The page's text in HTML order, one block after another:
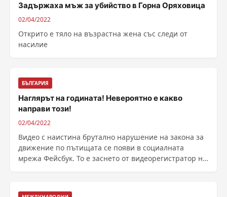
Задържаха мъж за убийство в Горна Оряховица
02/04/2022
Открито е тяло на възрастна жена със следи от
насилие
БЪЛГАРИЯ
Наглярът на годината! Невероятно е какво
направи този!
02/04/2022
Видео с наистина брутално нарушение на закона за
движение по пътищата се появи в социалната
мрежа Фейсбук. То е заснето от видеорегистратор на